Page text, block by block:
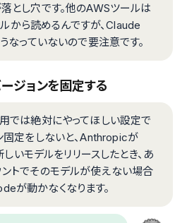
とし穴です。他のAWSツールは
から読めるんですが、Claude
なっていないので要注意です。
ジョンを固定する
では絶対にやってほしい設定で
固定をしないと、Anthropicが
いモデルをリリースしたとき、あ
トでそのモデルが使えない場合
が動かなくなります。